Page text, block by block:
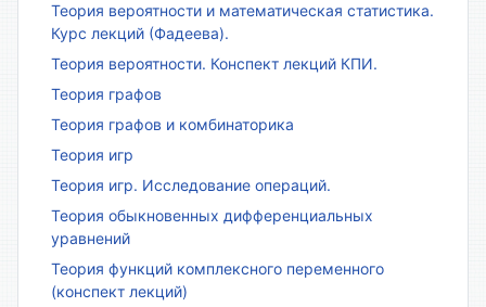
Теория вероятности и математическая статистика.
Курс лекций (Фадеева).
Теория вероятности. Конспект лекций КПИ.
Теория графов
Теория графов и комбинаторика
Теория игр
Теория игр. Исследование операций.
Теория обыкновенных дифференциальных
уравнений
Теория функций комплексного переменного
(конспект лекций)